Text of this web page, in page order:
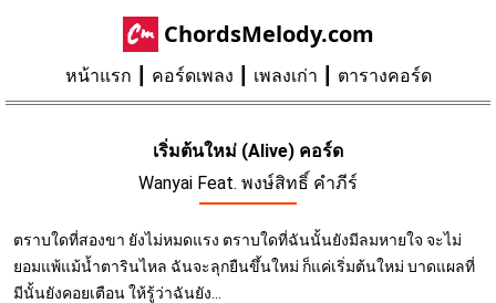
ChordsMelody.com
หน้าแรก คอร์ดเพลง เพลงเก่า ตารางคอร์ด
เริ่มต้นใหม่ (Alive) คอร์ด
Wanyai Feat. พงษ์สิทธิ์ คำภีร์
ตราบใดที่สองขา ยังไม่หมดแรง ตราบใดที่ฉันนั้นยังมีลมหายใจ จะไม่
ยอมแพ้แม้น้ำตารินไหล ฉันจะลุกยืนขึ้นใหม่ ก็แค่เริ่มต้นใหม่ บาดแผลที่
มีนั้นยังคอยเตือน ให้รู้ว่าฉันยัง...